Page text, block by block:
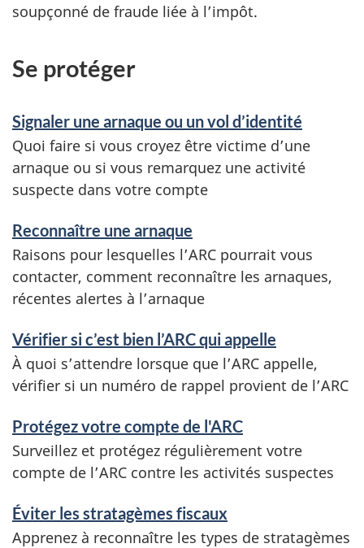
soupçonné de fraude liée à l’impôt.
Se protéger
Signaler une arnaque ou un vol d’identité
Quoi faire si vous croyez être victime d’une
arnaque ou si vous remarquez une activité
suspecte dans votre compte
Reconnaître une arnaque
Raisons pour lesquelles l’ARC pourrait vous
contacter, comment reconnaître les arnaques,
récentes alertes à l’arnaque
Vérifier si c’est bien l’ARC qui appelle
À quoi s’attendre lorsque que l’ARC appelle,
vérifier si un numéro de rappel provient de l’ARC
Protégez votre compte de l'ARC
Surveillez et protégez régulièrement votre
compte de l’ARC contre les activités suspectes
Éviter les stratagèmes fiscaux
Apprenez à reconnaître les types de stratagèmes